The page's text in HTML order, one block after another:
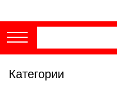
Категории